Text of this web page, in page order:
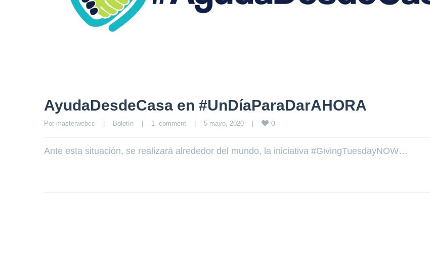
AyudaDesdeCasa en #UnDíaParaDarAHORA
Por masterwebcc Boletín 1  comment 5 mayo, 2020 0
Ante esta situación, se realizará alrededor del mundo, la iniciativa #GivingTuesdayNOW…